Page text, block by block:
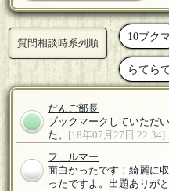
質問相談時系列順
10ブク
らてら
だんご部長
ブックマークしていただ
た。
[18年07月27日 22:34]
フェルマー
面白かったです！綺麗に
ったですよ。出題ありが